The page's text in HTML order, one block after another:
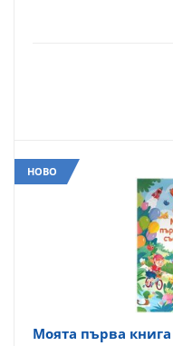
НОВО
Моята първа